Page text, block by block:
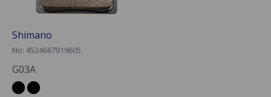
Shimano
No: 4524667919605
G03A